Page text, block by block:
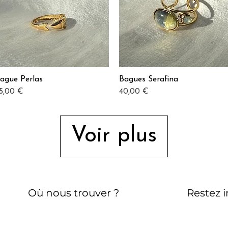
Aperçu rapide
Perlas
€
Aperçu rapide
Bagues Serafina
Prix
40,00 €
Voir plus
Où nous trouver ? Restez